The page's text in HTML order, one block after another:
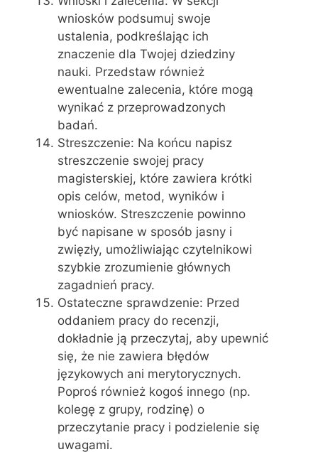
wniosków podsumuj swoje
ustalenia, podkreślając ich
znaczenie dla Twojej dziedziny
nauki. Przedstaw również
ewentualne zalecenia, które mogą
wynikać z przeprowadzonych
badań.
Streszczenie: Na końcu napisz
streszczenie swojej pracy
magisterskiej, które zawiera krótki
opis celów, metod, wyników i
wniosków. Streszczenie powinno
być napisane w sposób jasny i
zwięzły, umożliwiając czytelnikowi
szybkie zrozumienie głównych
zagadnień pracy.
Ostateczne sprawdzenie: Przed
oddaniem pracy do recenzji,
dokładnie ją przeczytaj, aby upewnić
się, że nie zawiera błędów
językowych ani merytorycznych.
Poproś również kogoś innego (np.
kolegę z grupy, rodzinę) o
przeczytanie pracy i podzielenie się
uwagami.